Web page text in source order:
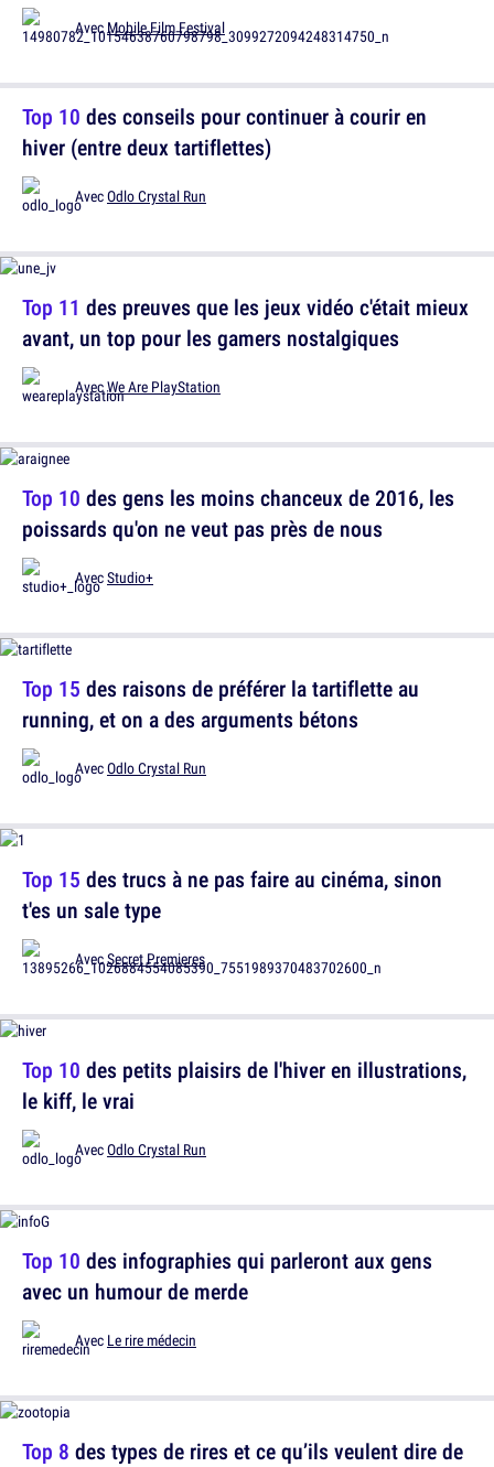
Top 10 des conseils pour continuer à courir en
hiver (entre deux tartiflettes)
AvecOdlo Crystal Run
Top 10 des gens les moins chanceux de 2016, les
poissards qu'on ne veut pas près de nous
AvecStudio+
Top 15 des trucs à ne pas faire au cinéma, sinon
t'es un sale type
AvecSecret Premieres
Top 10 des infographies qui parleront aux gens
avec un humour de merde
Avec Le rire médecin
AvecMobile Film Festival
Top 11 des preuves que les jeux vidéo c'était mieux
avant, un top pour les gamers nostalgiques
AvecWe Are PlayStation
Top 15 des raisons de préférer la tartiflette au
running, et on a des arguments bétons
AvecOdlo Crystal Run
Top 10 des petits plaisirs de l'hiver en illustrations,
le kiff, le vrai
AvecOdlo Crystal Run
Top 8 des types de rires et ce qu’ils veulent dire de